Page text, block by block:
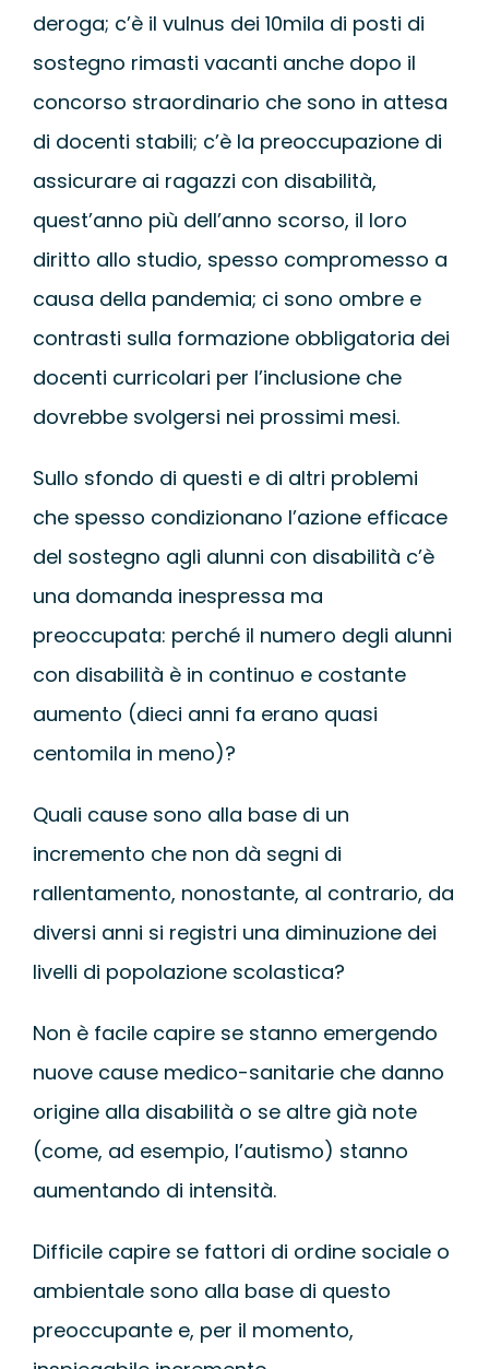
deroga; c’è il vulnus dei 10mila di posti di
sostegno rimasti vacanti anche dopo il
concorso straordinario che sono in attesa
di docenti stabili; c’è la preoccupazione di
assicurare ai ragazzi con disabilità,
quest’anno più dell’anno scorso, il loro
diritto allo studio, spesso compromesso a
causa della pandemia; ci sono ombre e
contrasti sulla formazione obbligatoria dei
docenti curricolari per l’inclusione che
dovrebbe svolgersi nei prossimi mesi.
Sullo sfondo di questi e di altri problemi
che spesso condizionano l’azione efficace
del sostegno agli alunni con disabilità c’è
una domanda inespressa ma
preoccupata: perché il numero degli alunni
con disabilità è in continuo e costante
aumento (dieci anni fa erano quasi
centomila in meno)?
Quali cause sono alla base di un
incremento che non dà segni di
rallentamento, nonostante, al contrario, da
diversi anni si registri una diminuzione dei
livelli di popolazione scolastica?
Non è facile capire se stanno emergendo
nuove cause medico-sanitarie che danno
origine alla disabilità o se altre già note
(come, ad esempio, l’autismo) stanno
aumentando di intensità.
Difficile capire se fattori di ordine sociale o
ambientale sono alla base di questo
preoccupante e, per il momento,